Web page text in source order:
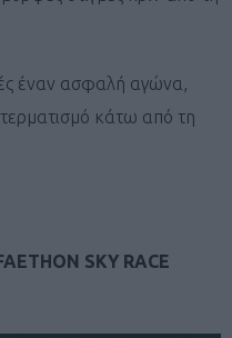
έναν ασφαλή αγώνα,
κάτω από τη
SKY RACE